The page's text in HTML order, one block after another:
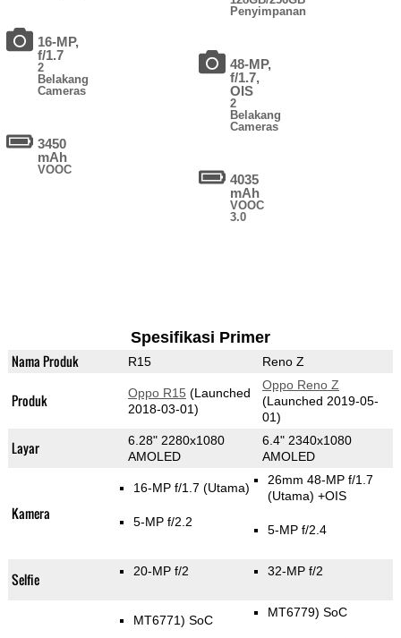
16-MP,
f/1.7
2
Belakang
Cameras
3450
mAh
VOOC
Penyimpanan
48-MP,
f/1.7,
OIS
2
Belakang
Cameras
4035
mAh
VOOC
3.0
Spesifikasi Primer
Nama Produk R15 Reno Z
Produk Oppo R15 (Launched
2018-03-01)
Oppo Reno Z
(Launched 2019-05-
01)
Layar
6.28" 2280x1080
AMOLED
6.4" 2340x1080
AMOLED
Kamera
16-MP f/1.7 (Utama)
5-MP f/2.2
26mm 48-MP f/1.7
(Utama) +OIS
5-MP f/2.4
Selfie 20-MP f/2 32-MP f/2
MT6771) SoC
MT6779) SoC